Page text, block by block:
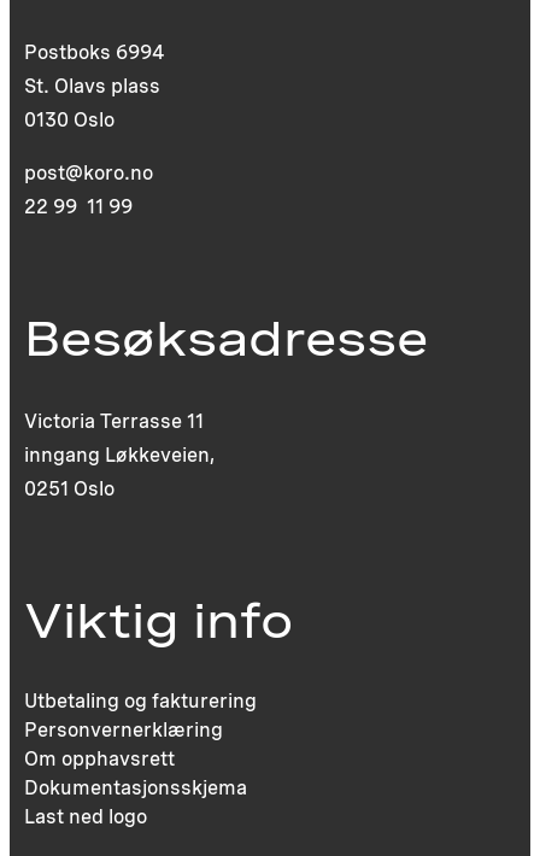
Postboks 6994
St. Olavs plass
0130 Oslo
post@koro.no
22 99 11 99
Besøksadresse
Victoria Terrasse 11
inngang Løkkeveien,
0251 Oslo
Viktig info
Utbetaling og fakturering
Personvernerklæring
Om opphavsrett
Dokumentasjonsskjema
Last ned logo